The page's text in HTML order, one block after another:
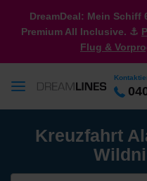
DreamDeal: Mein Schiff
Premium All Inclusive. ⚓
Flug &
Kreuzfahrt